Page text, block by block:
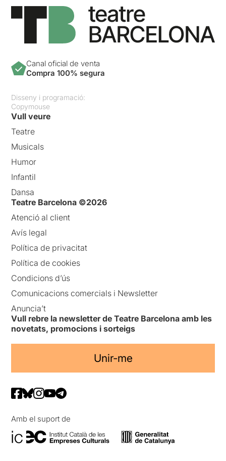
Canal oficial de venta
Compra 100% segura
Disseny i programació:
Copymouse
Vull veure
Teatre
Musicals
Humor
Infantil
Dansa
Teatre Barcelona ©2026
Atenció al client
Avís legal
Política de privacitat
Política de cookies
Condicions d’ús
Comunicacions comercials i Newsletter
Anuncia’t
Vull rebre la newsletter de Teatre Barcelona amb les
novetats, promocions i sorteigs
Unir-me
Amb el suport de